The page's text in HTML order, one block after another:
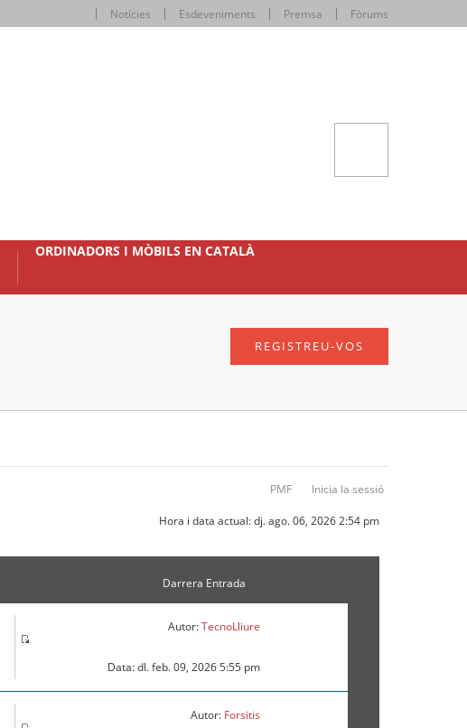
Notícies Esdeveniments Premsa Fòrums
ORDINADORS I MÒBILS EN CATALÀ
REGISTREU-VOS
PMF Inicia la sessió
Hora i data actual: dj. ago. 06, 2026 2:54 pm
Darrera Entrada
Autor:TecnoLliure
Data: dl. feb. 09, 2026 5:55 pm
Autor: Forsitis